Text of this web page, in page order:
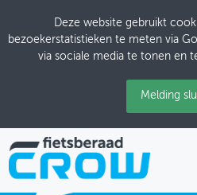
Deze website gebruikt
bezoekerstatistieken te meten via
via sociale media te tonen en
Melding